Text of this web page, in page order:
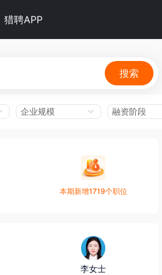
猎聘APP
搜索
企业规模 融资阶段
本期新增1719个职位
李女士